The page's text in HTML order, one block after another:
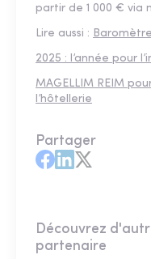
partir de 1 000 € via
Lire aussi :
2025 : l’année pour
MAGELLIM REIM
l’hôtellerie
Partager
Découvrez
partenaire